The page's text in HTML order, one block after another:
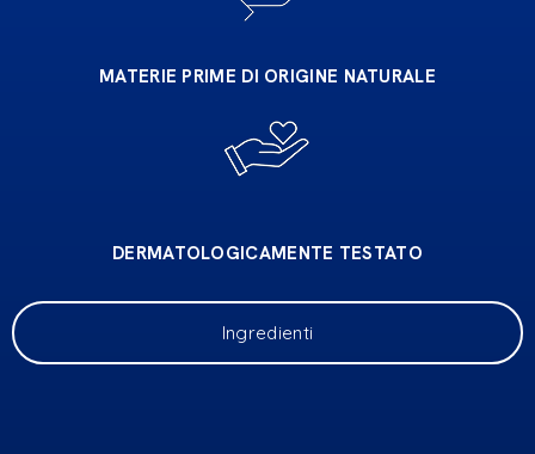
Ingredienti
MATERIE PRIME DI ORIGINE NATURALE
DERMATOLOGICAMENTE TESTATO